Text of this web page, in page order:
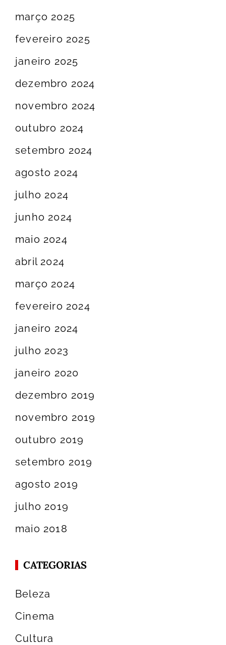
março 2025
fevereiro 2025
janeiro 2025
dezembro 2024
novembro 2024
outubro 2024
setembro 2024
agosto 2024
julho 2024
junho 2024
maio 2024
abril 2024
março 2024
fevereiro 2024
janeiro 2024
julho 2023
janeiro 2020
dezembro 2019
novembro 2019
outubro 2019
setembro 2019
agosto 2019
julho 2019
maio 2018
CATEGORIAS
Beleza
Cinema
Cultura